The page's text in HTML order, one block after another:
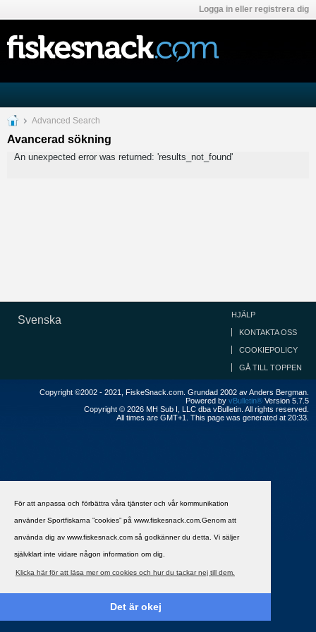
För att anpassa och förbättra våra tjänster och vår kommunikation
använder Sportfiskarna ”cookies” på www.fiskesnack.com.Genom att
använda dig av www.fiskesnack.com så godkänner du detta. Vi säljer
självklart inte vidare någon information om dig.
Klicka här för att läsa mer om cookies och hur du tackar nej till dem.
Det är okej
Logga in eller registrera dig
Advanced Search
Avancerad sökning
An unexpected error was returned: 'results_not_found'
Svenska HJÄLP
KONTAKTA OSS
COOKIEPOLICY
GÅ TILL TOPPEN
Copyright ©2002 - 2021, FiskeSnack.com. Grundad 2002 av Anders Bergman.
Powered by vBulletin® Version 5.7.5
Copyright © 2026 MH Sub I, LLC dba vBulletin. All rights reserved.
All times are GMT+1. This page was generated at 20:33.